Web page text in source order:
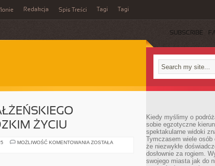
Redakcja Spis Treści Tagi Tagi
SUBSCRIBE
ŻYCIU
MOŻLIWOŚĆ KOMENTOWANIA ZAWARCIE
ZOSTAŁA
Kiedy myślimy o
sobie egzotyczne
spektakularne widoki
Tymczasem wiele osób
że niezwykłe
dosłownie za rogiem.
swojego miasta jak do